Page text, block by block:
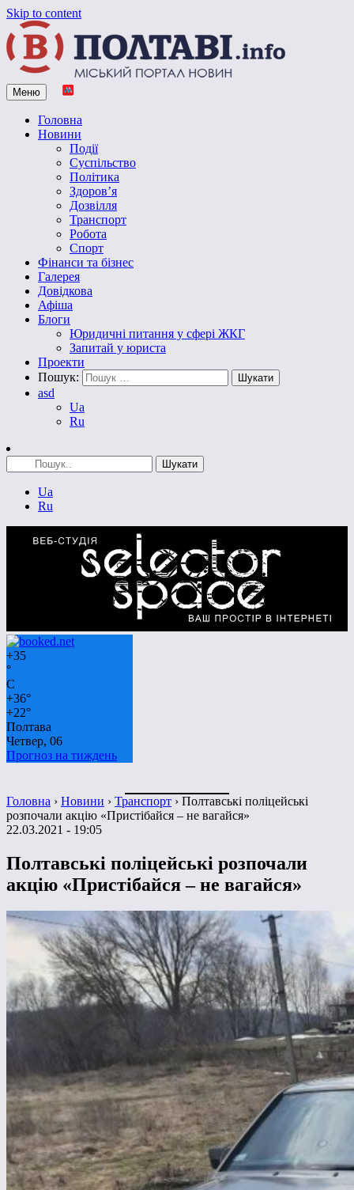
Skip to content
Vpoltave.info
Полтавський портал новин
Меню
Головна
Новини
Події
Суспільство
Політика
Здоров’я
Дозвілля
Транспорт
Робота
Спорт
Фінанси та бізнес
Галерея
Довідкова
Афіша
Блоги
Юридичні питання у сфері ЖКГ
Запитай у юриста
Проекти
Пошук:
asd
Ua
Ru
Ua
Ru
+35
°
C
+36°
+22°
Полтава
Четвер, 06
Прогноз на тиждень
Головна › Новини › Транспорт › Полтавські поліцейські
розпочали акцію «Пристібайся – не вагайся»
22.03.2021 - 19:05
Полтавські поліцейські розпочали
акцію «Пристібайся – не вагайся»